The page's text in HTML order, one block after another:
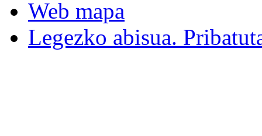
Web mapa
Legezko abisua.